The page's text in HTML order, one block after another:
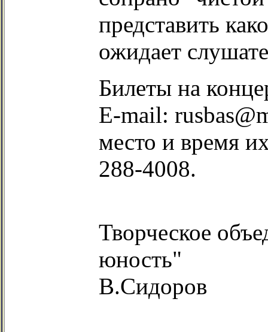
представить
ожидает
Билеты на
E-mail:
место и время
288-4008.
Творческое
юность"
В.Сидоров